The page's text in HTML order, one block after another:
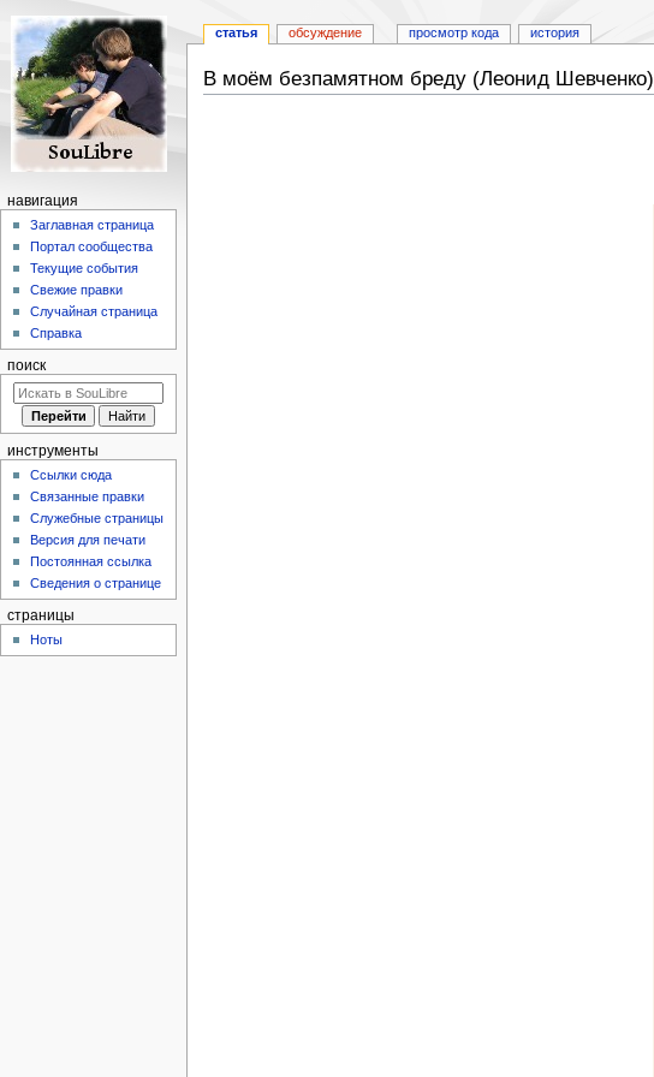
В моём безпамятном бреду (Леонид Шевченко)
статья обсуждение просмотр кода история
навигация
Заглавная страница
Портал сообщества
Текущие события
Свежие правки
Случайная страница
Справка
поиск
инструменты
Ссылки сюда
Связанные правки
Служебные страницы
Версия для печати
Постоянная ссылка
Сведения о странице
страницы
Ноты